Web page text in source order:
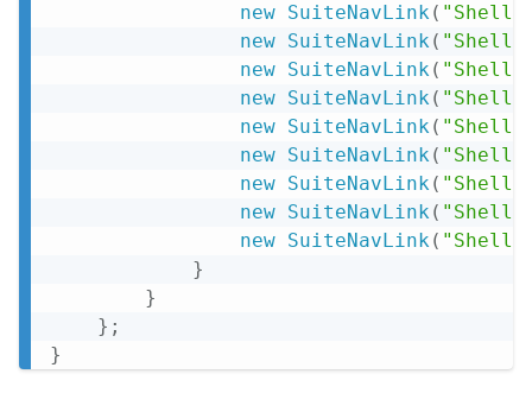
new SuiteNavLink(
new SuiteNavLink(
new SuiteNavLink(
new SuiteNavLink(
new SuiteNavLink(
new SuiteNavLink(
new SuiteNavLink(
new SuiteNavLink(
new SuiteNavLink(
}
}
} ;
}